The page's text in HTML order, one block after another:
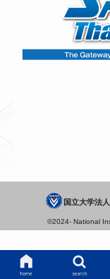
国立大学法人
©2024- National